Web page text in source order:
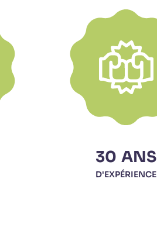
30 ANS
D'EXPÉRIENCE